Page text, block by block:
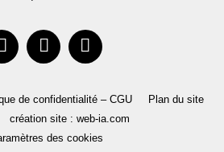
de confidentialité – CGU
Plan du site
création site : web-ia.com
des cookies